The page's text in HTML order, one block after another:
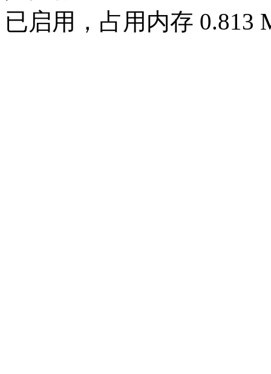
已启用，占用内存 0.813